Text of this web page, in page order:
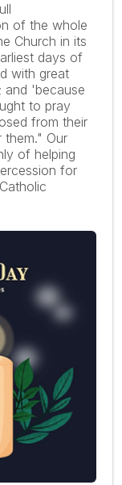
of the whole
Church in its
days of
with great
and 'because
to pray
from their
Our
of helping
for